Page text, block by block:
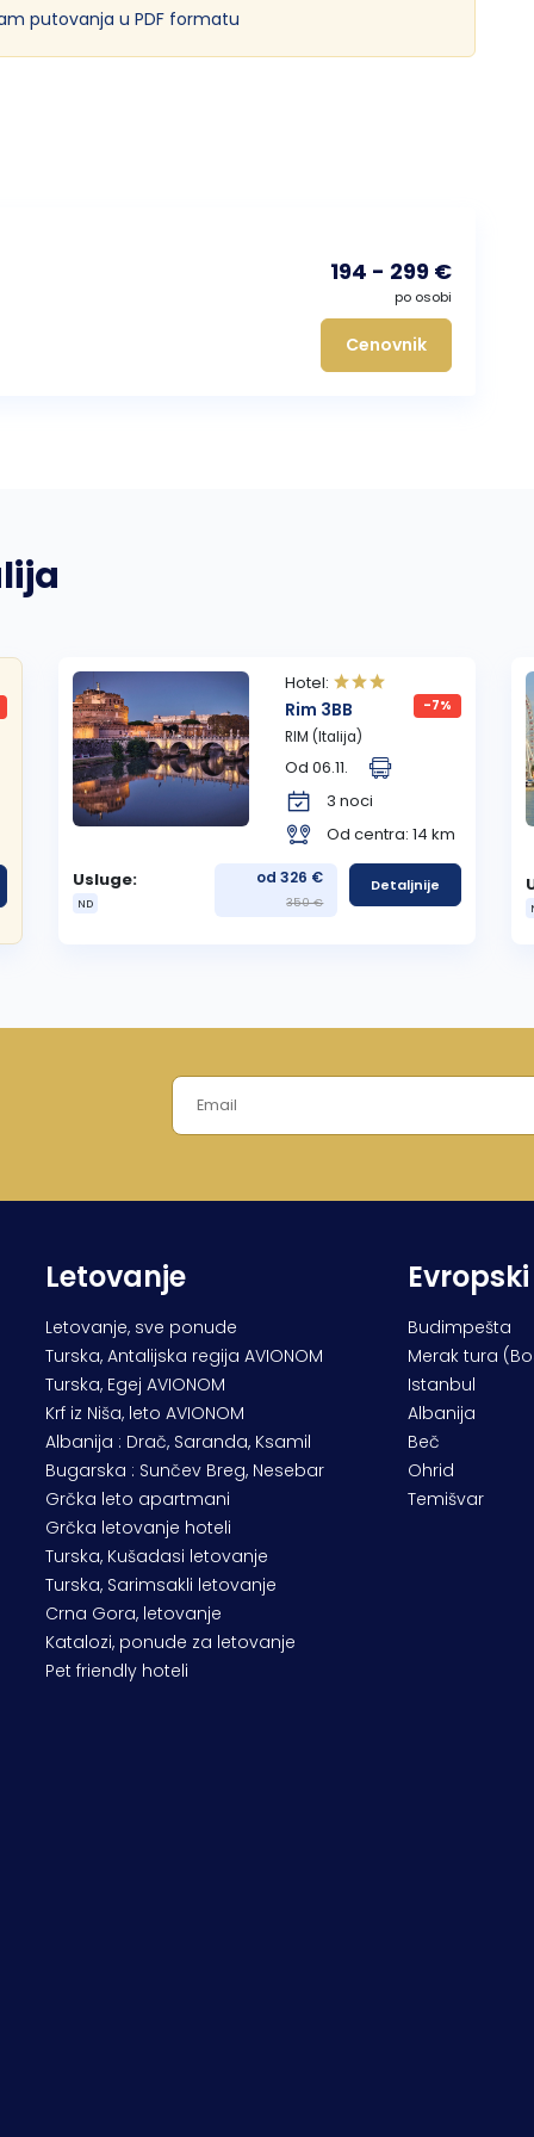
putovanja u PDF formatu
194 - 299 €
po osobi
Cenovnik
Hotel:
Rim 3BB -7%
RIM (Italija)
Od 06.11.
3 noci
Od centra: 14 km
Usluge:
ND
od 326 €
350 €
Detaljnije
Letovanje
Letovanje, sve ponude
Turska, Antalijska regija AVIONOM
Turska, Egej AVIONOM
Krf iz Niša, leto AVIONOM
Albanija : Drač, Saranda, Ksamil
Bugarska : Sunčev Breg, Nesebar
Grčka leto apartmani
Grčka letovanje hoteli
Turska, Kušadasi letovanje
Turska, Sarimsakli letovanje
Crna Gora, letovanje
Katalozi, ponude za letovanje
Pet friendly hoteli
Budimpešta
Merak tura
Istanbul
Albanija
Beč
Ohrid
Temišvar